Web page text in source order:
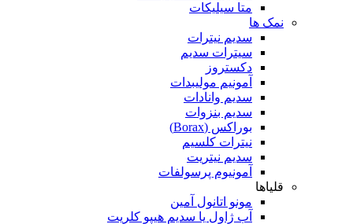
متا سیلیکات
نمک ها
سدیم نیترات
سیترات سدیم
دکستروز
آمونیم مولیبدات
سدیم وانادات
سدیم بنزوات
بوراکس (Borax)
نیترات کلسیم
سدیم نیتریت
آمونیوم پرسولفات
قلیاها
مونو اتانول آمین
آب ژاول یا سدیم هیپو کلریت